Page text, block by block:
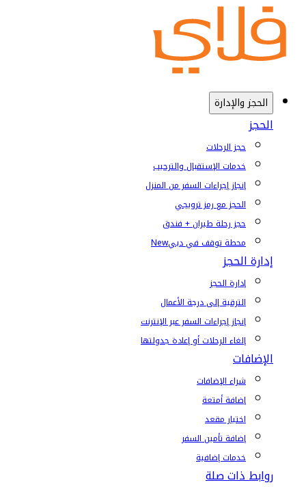
الحجز والإدارة
الحجز
حجز الرحلات
خدمات الإستقبال والترحيب
إنجاز إجراءات السفر من المنزل
الحجز مع رمز ترويجي
حجز رحلة طيران + فندق
محطة توقف في دبيNew
إدارة الحجز
إدارة الحجز
الترقية إلى درجة الأعمال
إنجاز إجراءات السفر عبر الإنترنت
إلغاء الرحلات أو إعادة جدولتها
الإضافات
شراء الإضافات
إضافة أمتعة
اختيار مقعد
إضافة تأمين السفر
خدمات إضافية
روابط ذات صلة